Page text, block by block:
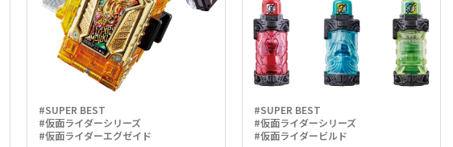
#SUPER BEST
#仮面ライダーシリーズ
#仮面ライダーエグゼイド
#SUPER BEST
#仮面ライダーシリーズ
#仮面ライダービルド